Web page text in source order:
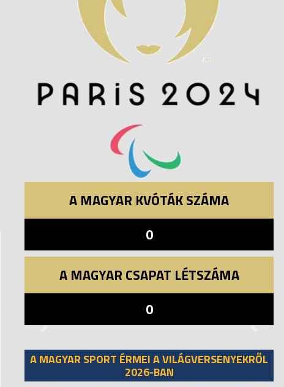
A MAGYAR KVÓTÁK SZÁMA
0
A MAGYAR CSAPAT LÉTSZÁMA
0
A MAGYAR SPORT ÉRMEI A VILÁGVERSENYEKRŐL
2026-BAN